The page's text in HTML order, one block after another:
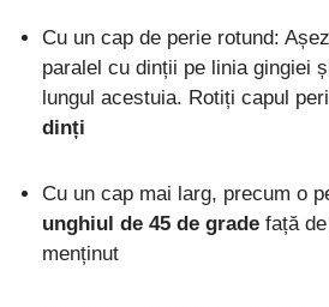
Cu un cap de perie rotund:
paralel cu dinții pe linia gingiei
lungul acestuia. Rotiți capul
dinți
Cu un cap mai larg, precum o
unghiul de 45 de grade față
menținut